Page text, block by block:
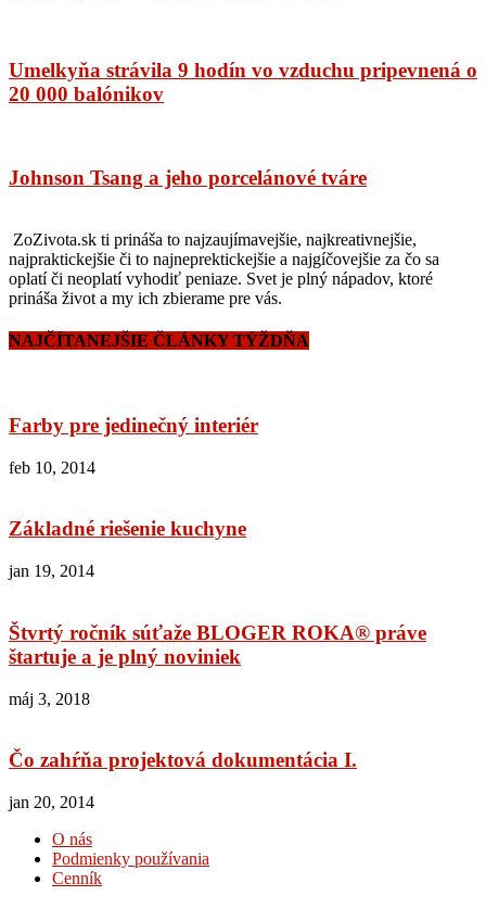
Umelkyňa strávila 9 hodín vo vzduchu pripevnená o
20 000 balónikov
Johnson Tsang a jeho porcelánové tváre
ZoZivota.sk ti prináša to najzaujímavejšie, najkreativnejšie,
najpraktickejšie či to najneprektickejšie a najgíčovejšie za čo sa
oplatí či neoplatí vyhodiť peniaze. Svet je plný nápadov, ktoré
prináša život a my ich zbierame pre vás.
NAJČÍTANEJŠIE ČLÁNKY TÝŽDŇA
Farby pre jedinečný interiér
feb 10, 2014
Základné riešenie kuchyne
jan 19, 2014
Štvrtý ročník súťaže BLOGER ROKA® práve
štartuje a je plný noviniek
máj 3, 2018
Čo zahŕňa projektová dokumentácia I.
jan 20, 2014
O nás
Podmienky používania
Cenník